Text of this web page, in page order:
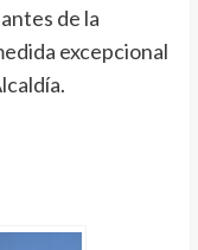
de la
excepcional